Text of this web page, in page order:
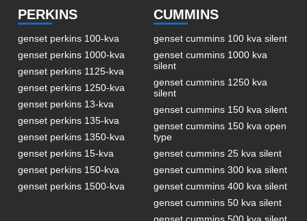
PERKINS
genset perkins 100-kva
genset perkins 1000-kva
genset perkins 1125-kva
genset perkins 1250-kva
genset perkins 13-kva
genset perkins 135-kva
genset perkins 1350-kva
genset perkins 15-kva
genset perkins 150-kva
genset perkins 1500-kva
CUMMINS
genset cummins 100 kva silent
genset cummins 1000 kva
silent
genset cummins 1250 kva
silent
genset cummins 150 kva silent
genset cummins 150 kva open
type
genset cummins 25 kva silent
genset cummins 300 kva silent
genset cummins 400 kva silent
genset cummins 50 kva silent
genset cummins 500 kva silent